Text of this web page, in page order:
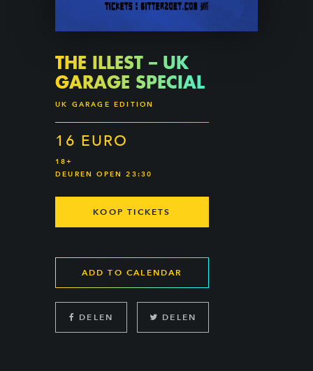
THE ILLEST – UK
GARAGE SPECIAL
UK GARAGE EDITION
16 EURO
18+
DEUREN OPEN 23:30
KOOP TICKETS
ADD TO CALENDAR
DELEN DELEN